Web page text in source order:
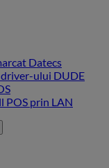
Datecs
driver-ului DUDE
POS prin LAN